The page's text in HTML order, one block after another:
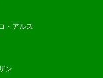
・アルス
ン